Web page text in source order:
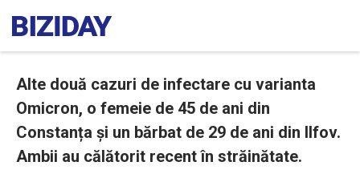
Alte două cazuri de infectare cu varianta
Omicron, o femeie de 45 de ani din
Constanța și un bărbat de 29 de ani din Ilfov.
Ambii au călătorit recent în străinătate.